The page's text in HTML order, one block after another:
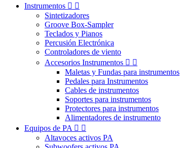
Instrumentos  
Sintetizadores
Groove Box-Sampler
Teclados y Pianos
Percusión Electrónica
Controladores de viento
Accesorios Instrumentos  
Maletas y Fundas para instrumentos
Pedales para Instrumentos
Cables de instrumentos
Soportes para instrumentos
Protectores para instrumentos
Alimentadores de instrumento
Equipos de PA  
Altavoces activos PA